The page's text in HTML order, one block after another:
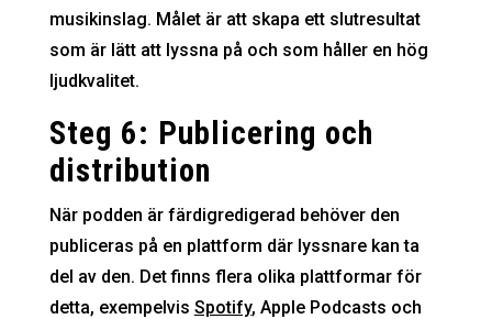
musikinslag. Målet är att skapa ett slutresultat
som är lätt att lyssna på och som håller en hög
ljudkvalitet.
Steg 6: Publicering och
distribution
När podden är färdigredigerad behöver den
publiceras på en plattform där lyssnare kan ta
del av den. Det finns flera olika plattformar för
detta, exempelvis Spotify, Apple Podcasts och